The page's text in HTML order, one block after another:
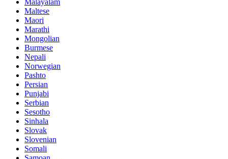
Malayalam
Maltese
Maori
Marathi
Mongolian
Burmese
Nepali
Norwegian
Pashto
Persian
Punjabi
Serbian
Sesotho
Sinhala
Slovak
Slovenian
Somali